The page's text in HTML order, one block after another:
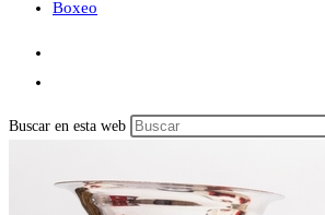
Boxeo
Buscar en esta web